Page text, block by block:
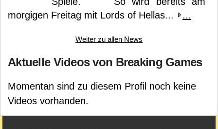
morgigen Freitag mit Lords of Hellas...
...
Weiter zu allen News
Aktuelle Videos von Breaking Games
Momentan sind zu diesem Profil noch keine
Videos vorhanden.